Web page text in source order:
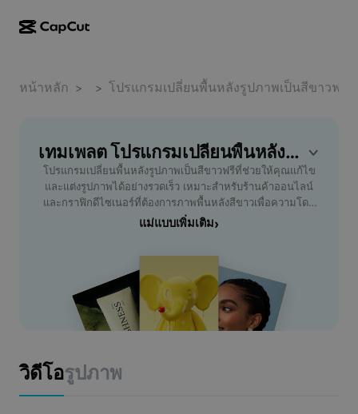
CapCut บนเดสก์ท็อป
CapCut Pad
CapCut บนมือถือ
สตูดิโอวิดีโอ
ตัวสร้างวิดีโอ AI
Dreamina Seedance 2.5
Nano Banana Pro
เครื่องมือสร้างและแก้ไขวิดีโอ
เครื่องมือสร้างและแก้ไขรูปภาพ
เครื่องมือสร้างและแก้ไขเสียงพูด
กรณีการใช้งาน
การตลาด
แม่แบบโซเชียลมีเดีย
อื่นๆ
แม่แบบเอฟเฟกต์
แม่แบบธุรกิจ
โครงการริเริ่ม
พันธมิตร
โปรแกรมพันธมิตรเพื่อการสร้างสรรค์
โปรแกรม CapCut Creative Campus
ศูนย์ความเชื่อถือ
หน้าหลัก > เทมเพลต
> โปรแกรมเปลี่ยนพื้นหลังรูปภาพเป็นสีขาวฟรี
เทมเพลต โปรแกรมเปลี่ยนพื้นหลังรูปภาพเป็นสีขาวฟรี ฟรี โดย CapCut
โปรแกรมเปลี่ยนพื้นหลังรูปภาพเป็นสีขาวฟรีที่ช่วยให้คุณแก้ไข
และแต่งรูปภาพได้อย่างรวดเร็ว เหมาะสำหรับร้านค้าออนไลน์
และกราฟิกดีไซเนอร์ที่ต้องการภาพพื้นหลังสีขาวเพื่อความโดด
เด่น สามารถลบพื้นหลังเดิมและแทนที่เป็นสีขาวได้ในไม่กี่ขั้น
ถือให้สินค้าและพรีเซนต์ผลงานด้วยเครื่องมือที่แม่นยำและใช้
งานฟรี เหมาะสำหรับผู้ที่ต้องการประหยัดเวลาในการตัดต่อภาพ
พร้อมเทคโนโลยี AI ช่วยให้ได้ภาพพื้นหลังขาวคมชัดโดยไม่เสีย
คุณภาพ เหมาะกับผู้ค้าขายออนไลน์ ช่างภาพ และนักออกแบบ
มืออาชีพ ลองใช้งาน โปรแกรมเปลี่ยนพื้นหลังรูปภาพเป็นสีขาว
แม่แบบเพิ่มเติม›
วิดีโอรูปภาพ